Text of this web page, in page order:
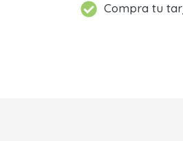
Compra tu